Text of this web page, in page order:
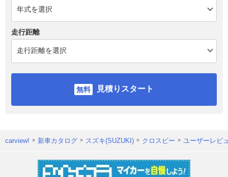
走行距離
見積りスタート
carview! 新車カタログ スズキ(SUZUKI) クロスビー ユーザーレビ